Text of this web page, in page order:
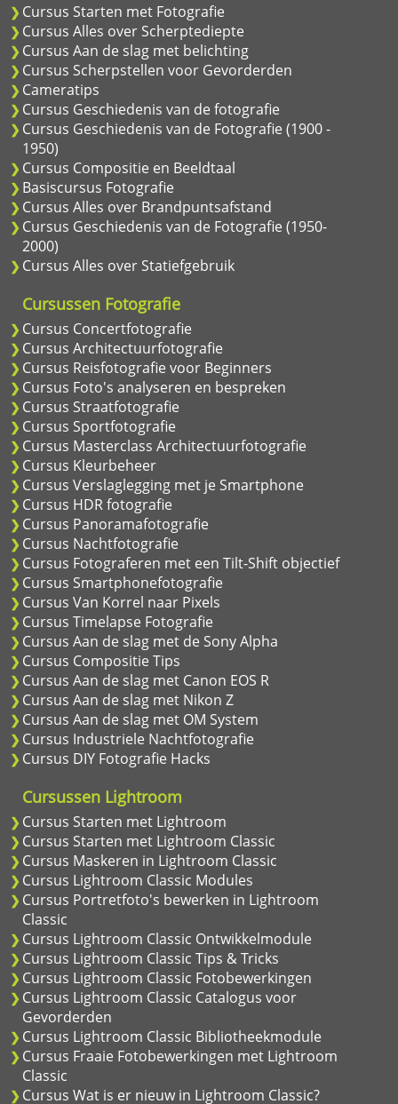
Cursus Starten met Fotografie
Cursus Alles over Scherptediepte
Cursus Aan de slag met belichting
Cursus Scherpstellen voor Gevorderden
Cameratips
Cursus Geschiedenis van de fotografie
Cursus Geschiedenis van de Fotografie (1900 -
1950)
Cursus Compositie en Beeldtaal
Basiscursus Fotografie
Cursus Alles over Brandpuntsafstand
Cursus Geschiedenis van de Fotografie (1950-
2000)
Cursus Alles over Statiefgebruik
Cursussen Fotografie
Cursus Concertfotografie
Cursus Architectuurfotografie
Cursus Reisfotografie voor Beginners
Cursus Foto's analyseren en bespreken
Cursus Straatfotografie
Cursus Sportfotografie
Cursus Masterclass Architectuurfotografie
Cursus Kleurbeheer
Cursus Verslaglegging met je Smartphone
Cursus HDR fotografie
Cursus Panoramafotografie
Cursus Nachtfotografie
Cursus Fotograferen met een Tilt-Shift objectief
Cursus Smartphonefotografie
Cursus Van Korrel naar Pixels
Cursus Timelapse Fotografie
Cursus Aan de slag met de Sony Alpha
Cursus Compositie Tips
Cursus Aan de slag met Canon EOS R
Cursus Aan de slag met Nikon Z
Cursus Aan de slag met OM System
Cursus Industriele Nachtfotografie
Cursus DIY Fotografie Hacks
Cursussen Lightroom
Cursus Starten met Lightroom
Cursus Starten met Lightroom Classic
Cursus Maskeren in Lightroom Classic
Cursus Lightroom Classic Modules
Cursus Portretfoto's bewerken in Lightroom
Classic
Cursus Lightroom Classic Ontwikkelmodule
Cursus Lightroom Classic Tips & Tricks
Cursus Lightroom Classic Fotobewerkingen
Cursus Lightroom Classic Catalogus voor
Gevorderden
Cursus Lightroom Classic Bibliotheekmodule
Cursus Fraaie Fotobewerkingen met Lightroom
Classic
Cursus Wat is er nieuw in Lightroom Classic?